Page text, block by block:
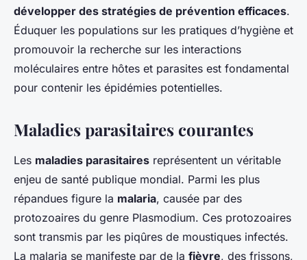
développer des stratégies de prévention efficaces.
Éduquer les populations sur les pratiques d’hygiène et
promouvoir la recherche sur les interactions
moléculaires entre hôtes et parasites est fondamental
pour contenir les épidémies potentielles.
Maladies parasitaires courantes
Les maladies parasitaires représentent un véritable
enjeu de santé publique mondial. Parmi les plus
répandues figure la malaria, causée par des
protozoaires du genre Plasmodium. Ces protozoaires
sont transmis par les piqûres de moustiques infectés.
La malaria se manifeste par de la fièvre, des frissons,